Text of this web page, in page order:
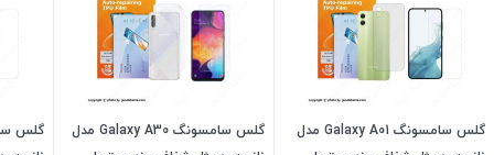
گلس سامسونگ Galaxy A01 مدل
گلس سامسونگ Galaxy A30 مدل